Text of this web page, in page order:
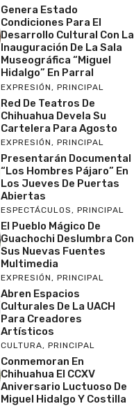
Genera Estado
Condiciones Para El
Desarrollo Cultural Con La
Inauguración De La Sala
Museográfica “Miguel
Hidalgo” En Parral
EXPRESIÓN , PRINCIPAL
Red De Teatros De
Chihuahua Devela Su
Cartelera Para Agosto
EXPRESIÓN, PRINCIPAL
Presentarán Documental
“Los Hombres Pájaro” En
Los Jueves De Puertas
Abiertas
ESPECTÁCULOS, PRINCIPAL
El Pueblo Mágico De
Guachochi Deslumbra Con
Sus Nuevas Fuentes
Multimedia
EXPRESIÓN, PRINCIPAL
Abren Espacios
Culturales De La UACH
Para Creadores
Artísticos
CULTURA, PRINCIPAL
Conmemoran En
Chihuahua El CCXV
Aniversario Luctuoso De
Miguel Hidalgo Y Costilla